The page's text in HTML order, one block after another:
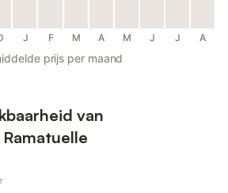
J F M A M J J A
prijs per maand
van